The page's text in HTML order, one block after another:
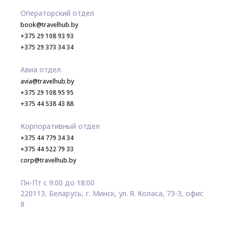
Операторский отдел
book@travelhub.by
+375 29 108 93 93
+375 29 373 34 34
Авиа отдел
avia@travelhub.by
+375 29 108 95 95
+375 44 538 43 88
Корпоративный отдел
+375 44 779 34 34
+375 44 522 79 33
corp@travelhub.by
Пн-Пт с 9:00 до 18:00
220113, Беларусь, г. Минск, ул. Я. Коласа, 73-3, офис
8